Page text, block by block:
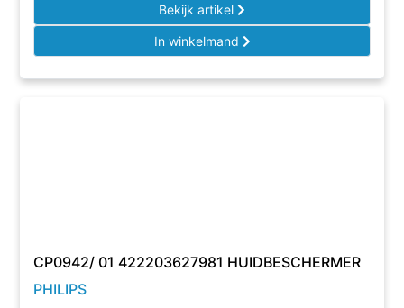
Bekijk artikel
In winkelmand
CP0942/ 01 422203627981 HUIDBESCHERMER
PHILIPS